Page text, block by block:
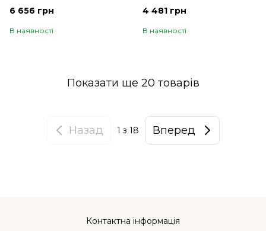
6 656 грн
В наявності
4 481 грн
В наявності
Показати ще 20 товарів
Назад 1 з 18 Вперед
Контактна інформація